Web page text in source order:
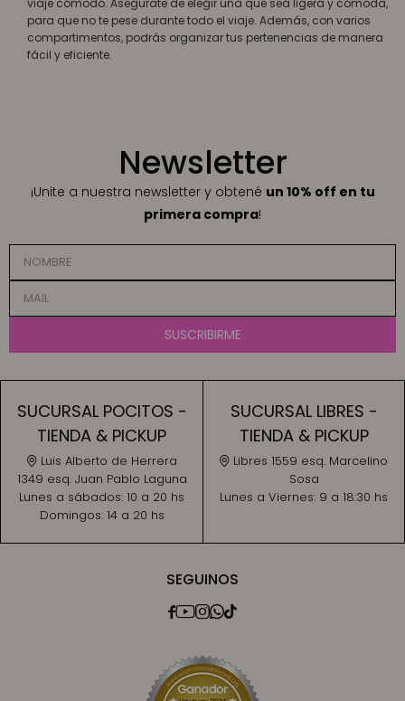
viaje cómodo. Asegurate de elegir una que sea ligera y cómoda,
para que no te pese durante todo el viaje. Además, con varios
compartimentos, podrás organizar tus pertenencias de manera
fácil y eficiente.
SEGUINOS

Newsletter
¡Unite a nuestra newsletter y obtené un 10% off en tu
primera compra!
SUSCRIBIRME
SUCURSAL POCITOS -
TIENDA & PICKUP
Luis Alberto de Herrera
1349 esq. Juan Pablo Laguna
Lunes a sábados: 10 a 20 hs
Domingos: 14 a 20 hs
SUCURSAL LIBRES -
TIENDA & PICKUP
Libres 1559 esq. Marcelino
Sosa
Lunes a Viernes: 9 a 18:30 hs